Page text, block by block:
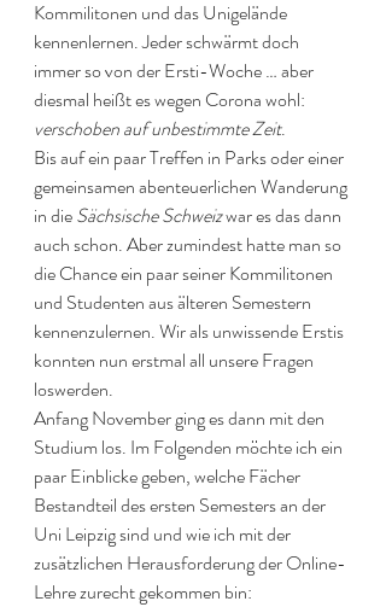
Kommilitonen und das Unigelände
kennenlernen. Jeder schwärmt doch
immer so von der Ersti-Woche … aber
diesmal heißt es wegen Corona wohl:
verschoben auf unbestimmte Zeit.
Bis auf ein paar Treffen in Parks oder einer
gemeinsamen abenteuerlichen Wanderung
in die Sächsische Schweiz war es das dann
auch schon. Aber zumindest hatte man so
die Chance ein paar seiner Kommilitonen
und Studenten aus älteren Semestern
kennenzulernen. Wir als unwissende Erstis
konnten nun erstmal all unsere Fragen
loswerden.
Anfang November ging es dann mit den
Studium los. Im Folgenden möchte ich ein
paar Einblicke geben, welche Fächer
Bestandteil des ersten Semesters an der
Uni Leipzig sind und wie ich mit der
zusätzlichen Herausforderung der Online-
Lehre zurecht gekommen bin: